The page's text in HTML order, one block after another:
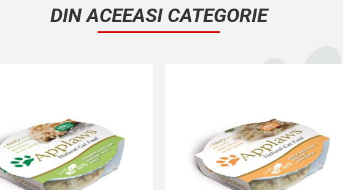
DIN ACEEASI CATEGORIE